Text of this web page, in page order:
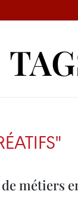
métiers